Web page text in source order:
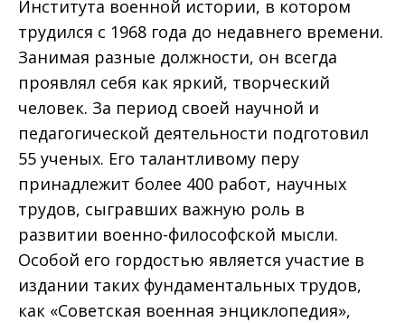
Института военной истории, в котором
трудился с 1968 года до недавнего времени.
Занимая разные должности, он всегда
проявлял себя как яркий, творческий
человек. За период своей научной и
педагогической деятельности подготовил
55 ученых. Его талантливому перу
принадлежит более 400 работ, научных
трудов, сыгравших важную роль в
развитии военно-философской мысли.
Особой его гордостью является участие в
издании таких фундаментальных трудов,
как «Советская военная энциклопедия»,